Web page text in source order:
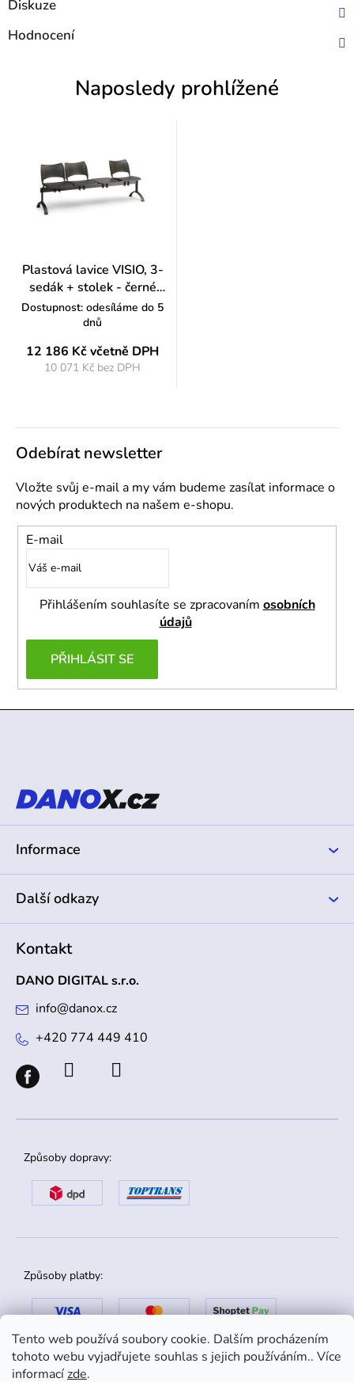
Tento web používá soubory cookie. Dalším procházením
tohoto webu vyjadřujete souhlas s jejich používáním.. Více
informacízde.
Diskuze
Hodnocení
Naposledy prohlížené
Plastová lavice VISIO, 3-
sedák + stolek - černé
nohy, červená
Dostupnost: odesíláme do 5
dnů
12 186 Kčvčetně DPH
10 071 Kč bez DPH
Odebírat newsletter
Vložte svůj e-mail a my vám budeme zasílat informace o
nových produktech na našem e-shopu.
E-mail
Přihlášením souhlasíte se zpracovaním osobních
údajů
PŘIHLÁSIT SE
t
Informace
Další odkazy
Kontakt
DANO DIGITAL s.r.o.
info@danox.cz
+420 774 449 410
Způsoby dopravy:
Způsoby platby: